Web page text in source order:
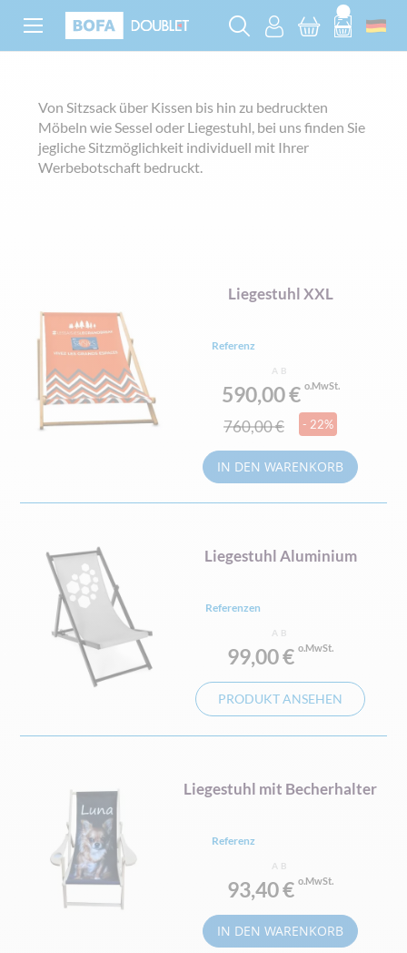
Von Sitzsack über Kissen bis hin zu bedruckten
Möbeln wie Sessel oder Liegestuhl, bei uns finden Sie
jegliche Sitzmöglichkeit individuell mit Ihrer
Werbebotschaft bedruckt.
Liegestuhl XXL
Referenz
AB
590,00 €
760,00 € - 22%
IN DEN WARENKORB
Liegestuhl Aluminium
Referenzen
AB
99,00 €
PRODUKT ANSEHEN
Liegestuhl mit Becherhalter
Referenz
AB
93,40 €
IN DEN WARENKORB